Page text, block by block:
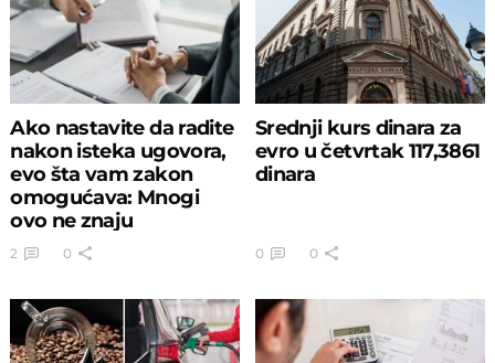
Ako nastavite da radite
nakon isteka ugovora,
evo šta vam zakon
omogućava: Mnogi
ovo ne znaju
2 0
Srednji kurs dinara za
evro u četvrtak 117,3861
dinara
0 0